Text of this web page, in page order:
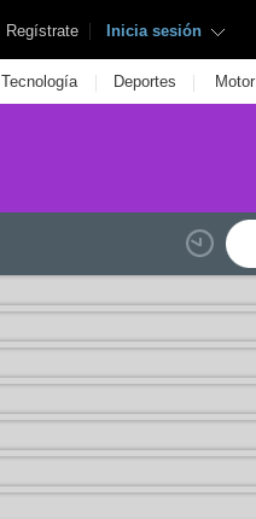
Regístrate | Inicia sesión
Tecnología | Deportes | Motor